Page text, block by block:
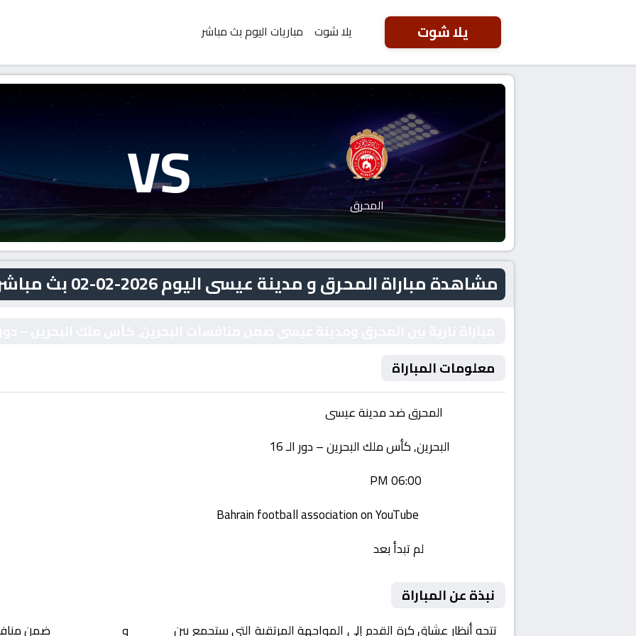
يلا شوت يلا شوت مباريات اليوم بث مباشر
المحرق VS
مشاهدة مباراة المحرق و مدينة عيسى اليوم 2026-02-02 بث مباشر
معلومات المباراة
المحرق ضد مدينة عيسى
البحرين, كأس ملك البحرين – دور الـ 16
لم تبدأ بعد
نبذة عن المباراة
تتجه أنظار عشاق كرة القدم إلى المواجهة المرتقبة التي ستجمع بين و ضمن